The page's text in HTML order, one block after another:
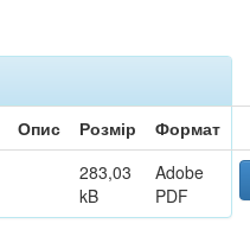
Опис Розмір
Формат
283,03
kB
Adobe
PDF